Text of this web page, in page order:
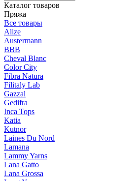
Каталог товаров
Пряжа
Все товары
Alize
Austermann
BBB
Cheval Blanc
Color City
Fibra Natura
Filitaly Lab
Gazzal
Gedifra
Inca Tops
Katia
Kutnor
Laines Du Nord
Lamana
Lammy Yarns
Lana Gatto
Lana Grossa